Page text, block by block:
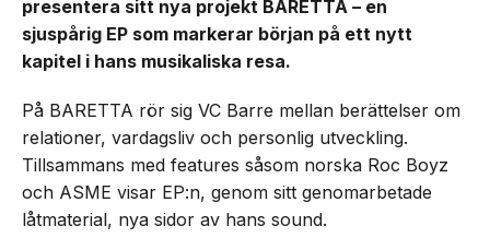
presentera sitt nya projekt BARETTA – en
sjuspårig EP som markerar början på ett nytt
kapitel i hans musikaliska resa.
På BARETTA rör sig VC Barre mellan berättelser om
relationer, vardagsliv och personlig utveckling.
Tillsammans med features såsom norska Roc Boyz
och ASME visar EP:n, genom sitt genomarbetade
låtmaterial, nya sidor av hans sound.